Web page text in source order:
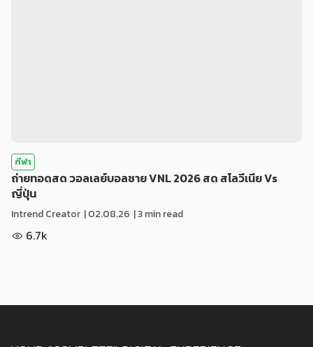
กีฬา
ถ่ายทอดสด วอลเลย์บอลชาย VNL 2026 สด สโลวีเนีย Vs
ญี่ปุ่น
Intrend Creator |02.08.26 | 3 min read
6.7k